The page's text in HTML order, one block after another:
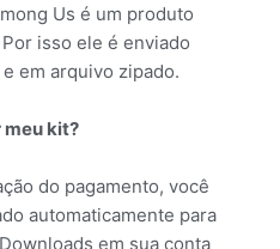
Us é um produto
isso ele é enviado
em arquivo zipado.
meu kit?
do pagamento, você
automaticamente para
em sua conta